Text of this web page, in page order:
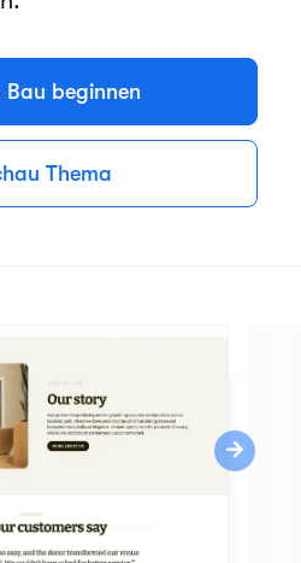
Bau beginnen
Thema
Next